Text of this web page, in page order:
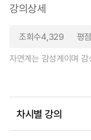
강의상세
조회수4,329 평점
자연계는 감성계이며
차시별 강의